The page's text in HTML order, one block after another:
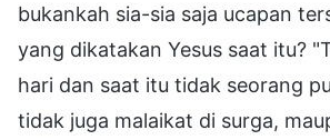
bukankah sia-sia saja ucapan
yang dikatakan Yesus saat itu?
hari dan saat itu tidak seorang
tidak juga malaikat di surga,